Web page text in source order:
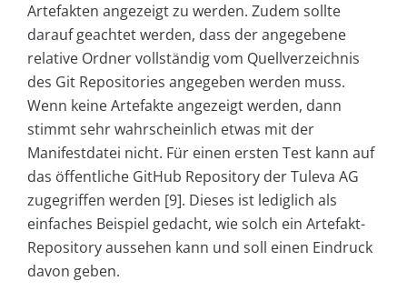
Artefakten angezeigt zu werden. Zudem sollte
darauf geachtet werden, dass der angegebene
relative Ordner vollständig vom Quellverzeichnis
des Git Repositories angegeben werden muss.
Wenn keine Artefakte angezeigt werden, dann
stimmt sehr wahrscheinlich etwas mit der
Manifestdatei nicht. Für einen ersten Test kann auf
das öffentliche GitHub Repository der Tuleva AG
zugegriffen werden [9]. Dieses ist lediglich als
einfaches Beispiel gedacht, wie solch ein Artefakt-
Repository aussehen kann und soll einen Eindruck
davon geben.